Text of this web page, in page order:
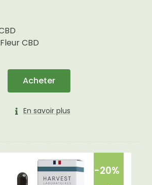
CBD
Acheter
En savoir plus
-20%